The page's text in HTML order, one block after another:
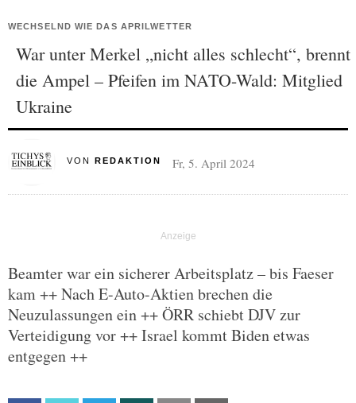
WECHSELND WIE DAS APRILWETTER
War unter Merkel „nicht alles schlecht“, brennt
die Ampel – Pfeifen im NATO-Wald: Mitglied
Ukraine
VON REDAKTION Fr, 5. April 2024
Beamter war ein sicherer Arbeitsplatz – bis Faeser
kam ++ Nach E-Auto-Aktien brechen die
Neuzulassungen ein ++ ÖRR schiebt DJV zur
Verteidigung vor ++ Israel kommt Biden etwas
entgegen ++